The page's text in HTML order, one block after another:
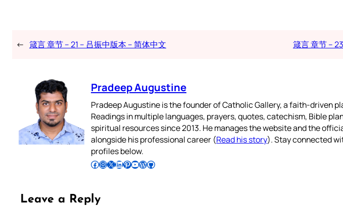
← 箴言 章节 – 21 – 吕振中版本 – 简体中文 箴言 章节 –
Pradeep Augustine
Pradeep Augustine is the founder of Catholic Gallery, a faith-driven
Readings in multiple languages, prayers, quotes, catechism, Bible
spiritual resources since 2013. He manages the website and the
alongside his professional career (Read his story). Stay connected
profiles below.
Follow Pradeep on Facebook Follow Pradeep on InstagramFollow Pradeep on X Follow Pradeep on LinkedIn Follow Pradeep on Pinterest Subscribe to Pradeep’s Youtube Channel Follow Pradeep on WordPress Follow Pradeep on GitHub
Leave a Reply